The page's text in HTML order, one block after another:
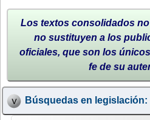
Los textos consolidados
no sustituyen a los
oficiales, que son los
fe de su
Búsquedas en legislación: